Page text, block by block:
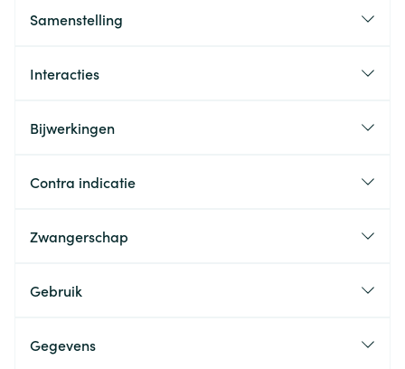
Samenstelling
Interacties
Bijwerkingen
Contra indicatie
Zwangerschap
Gebruik
Gegevens